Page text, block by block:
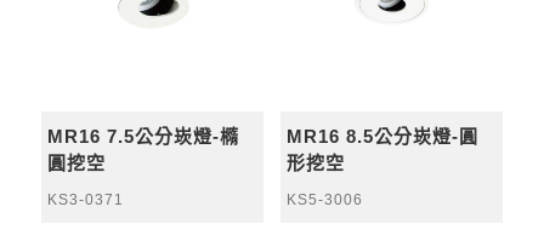
MR16 7.5公分崁燈-橢
圓挖空
KS3-0371
MR16 8.5公分崁燈-圓
形挖空
KS5-3006